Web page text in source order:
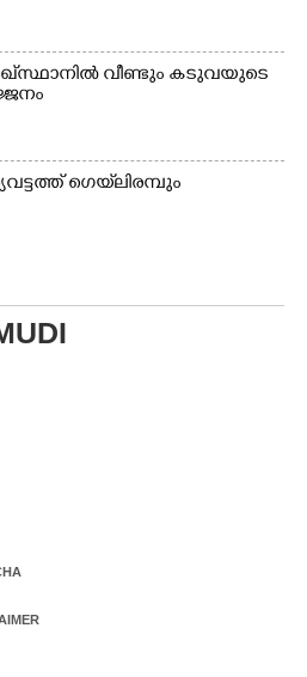
വീണ്ടും കടുവയുടെ
ഗെയ്‌ലിരമ്പും